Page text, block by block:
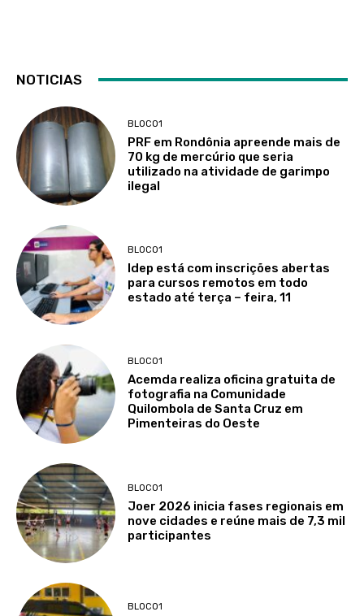
NOTICIAS
BLOCO1
PRF em Rondônia apreende mais de
70 kg de mercúrio que seria
utilizado na atividade de garimpo
ilegal
BLOCO1
Idep está com inscrições abertas
para cursos remotos em todo
estado até terça – feira, 11
BLOCO1
Acemda realiza oficina gratuita de
fotografia na Comunidade
Quilombola de Santa Cruz em
Pimenteiras do Oeste
BLOCO1
Joer 2026 inicia fases regionais em
nove cidades e reúne mais de 7,3 mil
participantes
BLOCO1